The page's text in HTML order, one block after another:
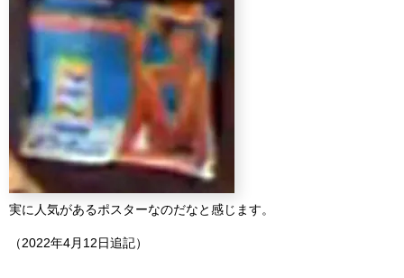
実に人気があるポスターなのだなと感じます。
（2022年4月12日追記）